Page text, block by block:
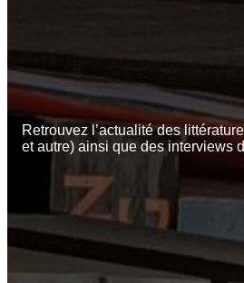
Retrouvez l’actualité des
et autre) ainsi que des interviews